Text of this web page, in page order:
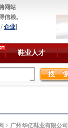
网站
信赖。
/企业]
鞋业人才
> 广州华亿鞋业有限公司